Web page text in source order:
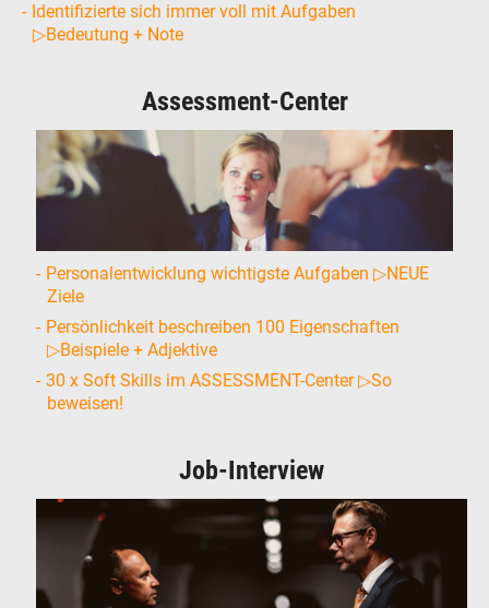
Identifizierte sich immer voll mit Aufgaben
▷Bedeutung + Note
Assessment-Center
Personalentwicklung wichtigste Aufgaben ▷NEUE
Ziele
Persönlichkeit beschreiben 100 Eigenschaften
▷Beispiele + Adjektive
30 x Soft Skills im ASSESSMENT-Center ▷So
beweisen!
Job-Interview